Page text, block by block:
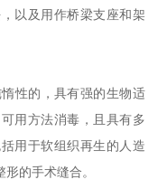
以及用作桥梁支座和架
性的，具有强的生物适
用方法消毒，且具有多
用于软组织再生的人造
形的手术缝合。